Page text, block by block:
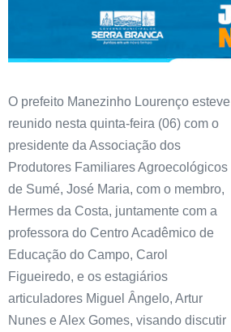
O prefeito Manezinho Lourenço esteve
reunido nesta quinta-feira (06) com o
presidente da Associação dos
Produtores Familiares Agroecológicos
de Sumé, José Maria, com o membro,
Hermes da Costa, juntamente com a
professora do Centro Acadêmico de
Educação do Campo, Carol
Figueiredo, e os estagiários
articuladores Miguel Ângelo, Artur
Nunes e Alex Gomes, visando discutir